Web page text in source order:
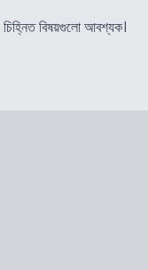
চিহ্নিত বিষয়গুলো আবশ্যক।